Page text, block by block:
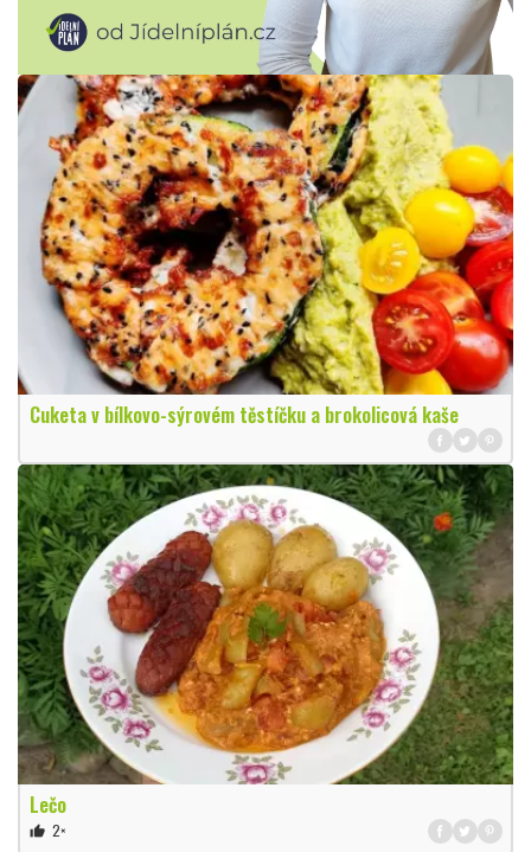
Cuketa v bílkovo-sýrovém těstíčku a brokolicová kaše
Lečo
thumb_up 2×